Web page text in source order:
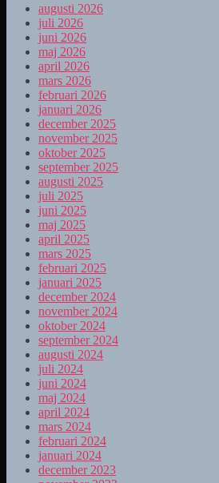
augusti 2026
juli 2026
juni 2026
maj 2026
april 2026
mars 2026
februari 2026
januari 2026
december 2025
november 2025
oktober 2025
september 2025
augusti 2025
juli 2025
juni 2025
maj 2025
april 2025
mars 2025
februari 2025
januari 2025
december 2024
november 2024
oktober 2024
september 2024
augusti 2024
juli 2024
juni 2024
maj 2024
april 2024
mars 2024
februari 2024
januari 2024
december 2023